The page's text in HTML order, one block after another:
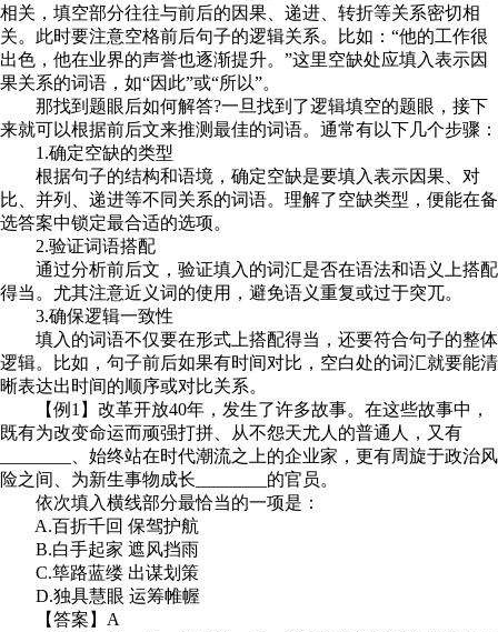
相关，填空部分往往与前后的因果、递进、转折等关系密切相
关。此时要注意空格前后句子的逻辑关系。比如：“他的工作很
出色，他在业界的声誉也逐渐提升。”这里空缺处应填入表示因
果关系的词语，如“因此”或“所以”。
那找到题眼后如何解答?一旦找到了逻辑填空的题眼，接下
来就可以根据前后文来推测最佳的词语。通常有以下几个步骤：
1.确定空缺的类型
根据句子的结构和语境，确定空缺是要填入表示因果、对
比、并列、递进等不同关系的词语。理解了空缺类型，便能在备
选答案中锁定最合适的选项。
2.验证词语搭配
通过分析前后文，验证填入的词汇是否在语法和语义上搭配
得当。尤其注意近义词的使用，避免语义重复或过于突兀。
3.确保逻辑一致性
填入的词语不仅要在形式上搭配得当，还要符合句子的整体
逻辑。比如，句子前后如果有时间对比，空白处的词汇就要能清
晰表达出时间的顺序或对比关系。
【例1】改革开放40年，发生了许多故事。在这些故事中，
既有为改变命运而顽强打拼、从不怨天尤人的普通人，又有
________、始终站在时代潮流之上的企业家，更有周旋于政治风
险之间、为新生事物成长________的官员。
依次填入横线部分最恰当的一项是：
A.百折千回 保驾护航
B.白手起家 遮风挡雨
C.筚路蓝缕 出谋划策
D.独具慧眼 运筹帷幄
【答案】A